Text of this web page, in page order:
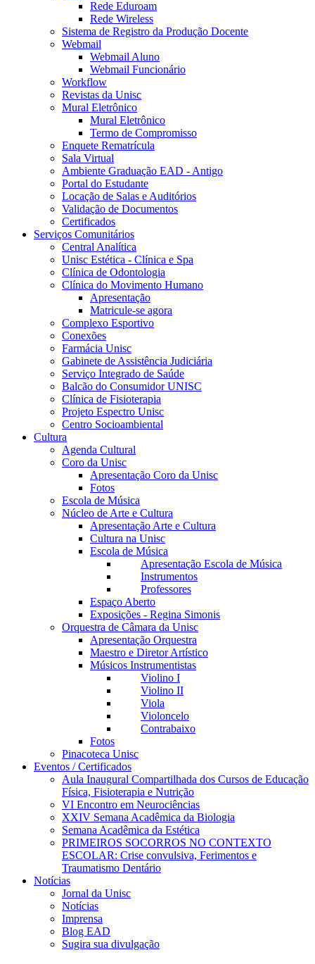
Rede Eduroam
Rede Wireless
Sistema de Registro da Produção Docente
Webmail
Webmail Aluno
Webmail Funcionário
Workflow
Revistas da Unisc
Mural Eletrônico
Mural Eletrônico
Termo de Compromisso
Enquete Rematrícula
Sala Virtual
Ambiente Graduação EAD - Antigo
Portal do Estudante
Locação de Salas e Auditórios
Validação de Documentos
Certificados
Serviços Comunitários
Central Analítica
Unisc Estética - Clínica e Spa
Clínica de Odontologia
Clínica do Movimento Humano
Apresentação
Matricule-se agora
Complexo Esportivo
Conexões
Farmácia Unisc
Gabinete de Assistência Judiciária
Serviço Integrado de Saúde
Balcão do Consumidor UNISC
Clínica de Fisioterapia
Projeto Espectro Unisc
Centro Socioambiental
Cultura
Agenda Cultural
Coro da Unisc
Apresentação Coro da Unisc
Fotos
Escola de Música
Núcleo de Arte e Cultura
Apresentação Arte e Cultura
Cultura na Unisc
Escola de Música
Apresentação Escola de Música
Instrumentos
Professores
Espaço Aberto
Exposições - Regina Simonis
Orquestra de Câmara da Unisc
Apresentação Orquestra
Maestro e Diretor Artístico
Músicos Instrumentistas
Violino I
Violino II
Viola
Violoncelo
Contrabaixo
Fotos
Pinacoteca Unisc
Eventos / Certificados
Aula Inaugural Compartilhada dos Cursos de Educação
Física, Fisioterapia e Nutrição
VI Encontro em Neurociências
XXIV Semana Acadêmica da Biologia
Semana Acadêmica da Estética
PRIMEIROS SOCORROS NO CONTEXTO
ESCOLAR: Crise convulsiva, Ferimentos e
Traumatismo Dentário
Notícias
Jornal da Unisc
Notícias
Imprensa
Blog EAD
Sugira sua divulgação